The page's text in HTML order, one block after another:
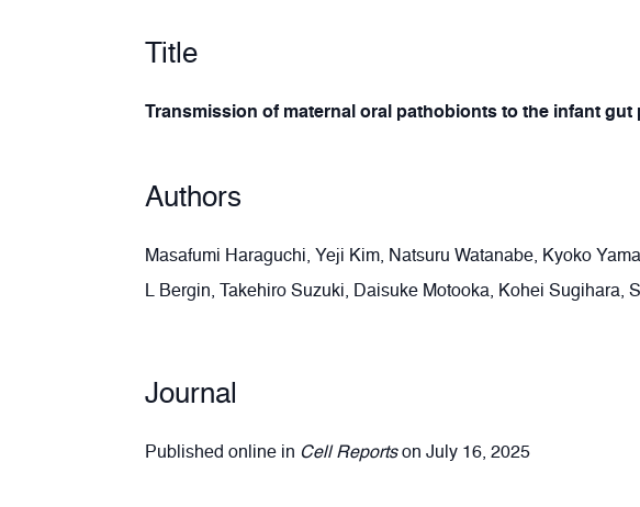
Title
Transmission of maternal oral pathobionts to the infant
Authors
Masafumi Haraguchi, Yeji Kim, Natsuru Watanabe, Kyoko
L Bergin, Takehiro Suzuki, Daisuke Motooka, Kohei
Journal
Published online in Cell Reportson July 16, 2025